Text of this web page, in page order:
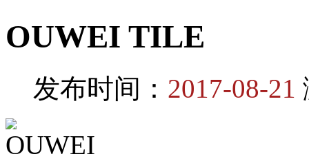
OUWEI TILE
发布时间： 2017-08-21